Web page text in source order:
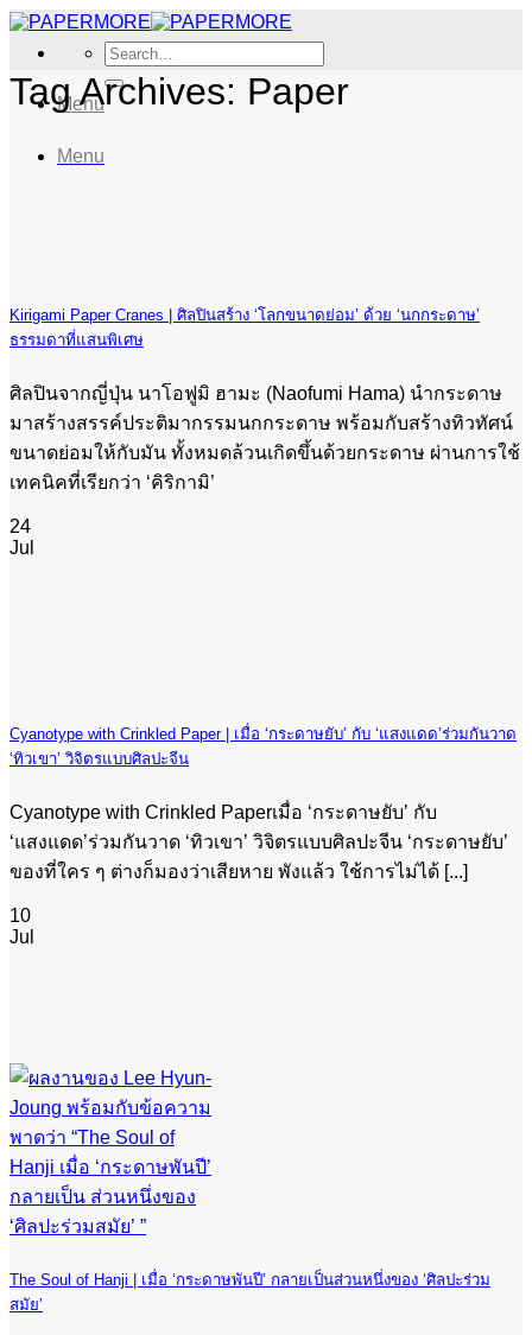
Skip
content
Search
for:
Menu
Menu
Tag Archives: Paper
Kirigami Paper Cranes | ศิลปินสร้าง ‘โลกขนาดย่อม’ ด้วย ‘นกกระดาษ’
ธรรมดาที่แสนพิเศษ
ศิลปินจากญี่ปุ่น นาโอฟูมิ ฮามะ (Naofumi Hama) นำกระดาษ
มาสร้างสรรค์ประติมากรรมนกกระดาษ พร้อมกับสร้างทิวทัศน์
ขนาดย่อมให้กับมัน ทั้งหมดล้วนเกิดขึ้นด้วยกระดาษ ผ่านการใช้
เทคนิคที่เรียกว่า ‘คิริกามิ’
24
Jul
Cyanotype with Crinkled Paper | เมื่อ ‘กระดาษยับ’ กับ ‘แสงแดด’ร่วมกันวาด
‘ทิวเขา’ วิจิตรแบบศิลปะจีน
Cyanotype with Crinkled Paperเมื่อ ‘กระดาษยับ’ กับ
‘แสงแดด’ร่วมกันวาด ‘ทิวเขา’ วิจิตรแบบศิลปะจีน ‘กระดาษยับ’
ของที่ใคร ๆ ต่างก็มองว่าเสียหาย พังแล้ว ใช้การไม่ได้ [...]
10
Jul
The Soul of Hanji | เมื่อ ‘กระดาษพันปี’ กลายเป็นส่วนหนึ่งของ ‘ศิลปะร่วม
สมัย’